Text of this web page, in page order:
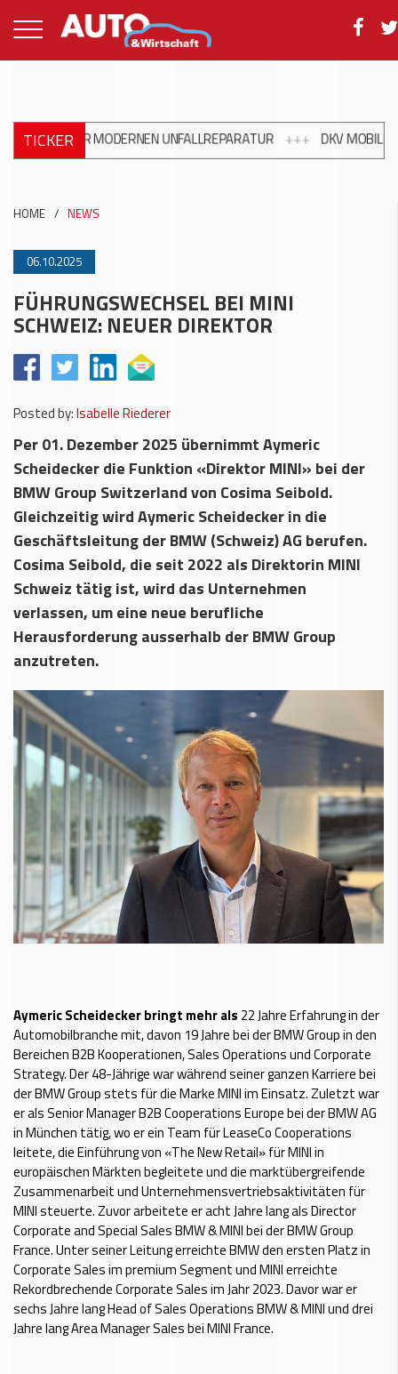
TICKER
ZUR MODERNEN UNFALLREPARATUR +++ DKV MOBILITY UND
HOME / NEWS
06.10.2025
FÜHRUNGSWECHSEL BEI MINI
SCHWEIZ: NEUER DIREKTOR
Posted by:Isabelle Riederer
Per 01. Dezember 2025 übernimmt Aymeric
Scheidecker die Funktion «Direktor MINI» bei der
BMW Group Switzerland von Cosima Seibold.
Gleichzeitig wird Aymeric Scheidecker in die
Geschäftsleitung der BMW (Schweiz) AG berufen.
Cosima Seibold, die seit 2022 als Direktorin MINI
Schweiz tätig ist, wird das Unternehmen
verlassen, um eine neue berufliche
Herausforderung ausserhalb der BMW Group
anzutreten.
Aymeric Scheidecker bringt mehr als 22 Jahre Erfahrung in der
Automobilbranche mit, davon 19 Jahre bei der BMW Group in den
Bereichen B2B Kooperationen, Sales Operations und Corporate
Strategy. Der 48-Jährige war während seiner ganzen Karriere bei
der BMW Group stets für die Marke MINI im Einsatz. Zuletzt war
er als Senior Manager B2B Cooperations Europe bei der BMW AG
in München tätig, wo er ein Team für LeaseCo Cooperations
leitete, die Einführung von «The New Retail» für MINI in
europäischen Märkten begleitete und die marktübergreifende
Zusammenarbeit und Unternehmensvertriebsaktivitäten für
MINI steuerte. Zuvor arbeitete er acht Jahre lang als Director
Corporate and Special Sales BMW & MINI bei der BMW Group
France. Unter seiner Leitung erreichte BMW den ersten Platz in
Corporate Sales im premium Segment und MINI erreichte
Rekordbrechende Corporate Sales im Jahr 2023. Davor war er
sechs Jahre lang Head of Sales Operations BMW & MINI und drei
Jahre lang Area Manager Sales bei MINI France.